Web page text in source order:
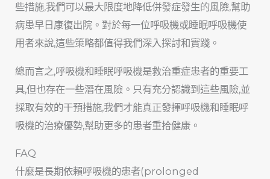
些措施,我們可以最大限度地降低併發症發生的風險,幫助
病患早日康復出院。對於每一位呼吸機或睡眠呼吸機使
用者來說,這些策略都值得我們深入探討和實踐。
總而言之,呼吸機和睡眠呼吸機是救治重症患者的重要工
具,但也存在一些潛在風險。只有充分認識到這些風險,並
採取有效的干預措施,我們才能真正發揮呼吸機和睡眠呼
吸機的治療優勢,幫助更多的患者重拾健康。
FAQ
什麼是長期依賴呼吸機的患者(prolonged